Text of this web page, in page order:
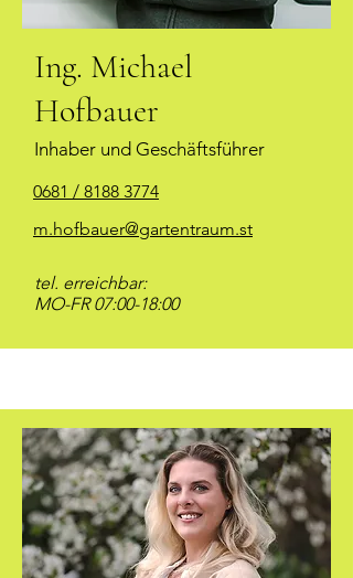
Ing. Michael
Hofbauer
Inhaber und Geschäftsführer
0681 / 8188 3774
m.hofbauer@gartentraum.st
tel. erreichbar:
MO-FR 07:00-18:00